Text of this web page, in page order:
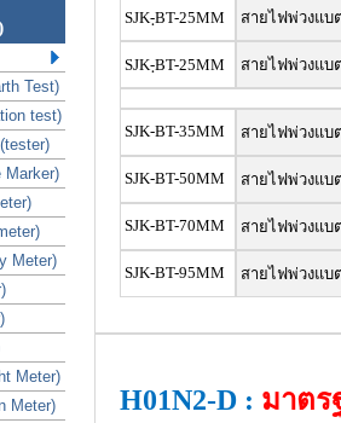
Test)
test)
Meter)
Meter)
Meter)
SJK-ฺBT-25MM สายไฟพ่วงแบ
SJK-ฺBT-25MM สายไฟพ่วงแบ
SJK-BT-35MM สายไฟพ่วงแบ
SJK-BT-50MM สายไฟพ่วงแบ
SJK-BT-70MM สายไฟพ่วงแบ
SJK-BT-95MM สายไฟพ่วงแบ
H01N2-D : มาตร